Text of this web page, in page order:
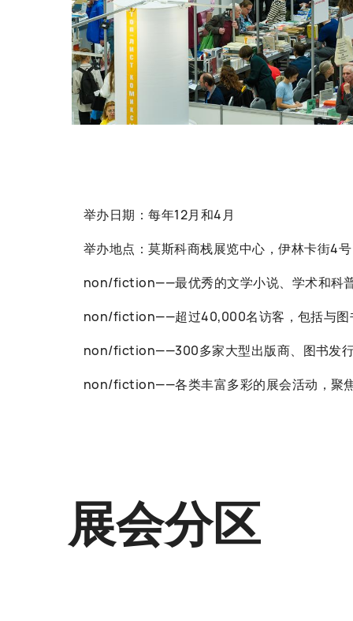
举办日期：每年12月和4月
举办地点：莫斯科商栈展览中心，伊林卡街4号
non/fiction——最优秀的文学小说、学术和科
non/fiction——超过40,000名访客，包括与图
non/fiction——300多家大型出版商、图书发
non/fiction——各类丰富多彩的展会活动，聚
展会分区